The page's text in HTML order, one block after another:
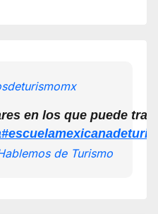
en los que puede
de Turismo